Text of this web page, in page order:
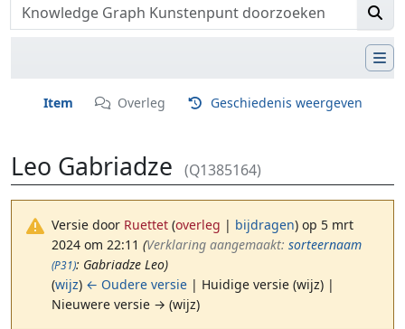
Item Overleg Geschiedenis weergeven
Leo Gabriadze (Q1385164)
Versie door Ruettet (overleg | bijdragen) op 5 mrt
2024 om 22:11 (‎Verklaring aangemaakt: sorteernaam
(P31): Gabriadze Leo)
(wijz) ← Oudere versie | Huidige versie (wijz) |
Nieuwere versie → (wijz)